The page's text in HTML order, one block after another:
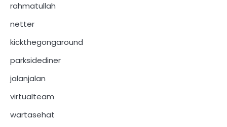
rahmatullah
netter
kickthegongaround
parksidediner
jalanjalan
virtualteam
wartasehat